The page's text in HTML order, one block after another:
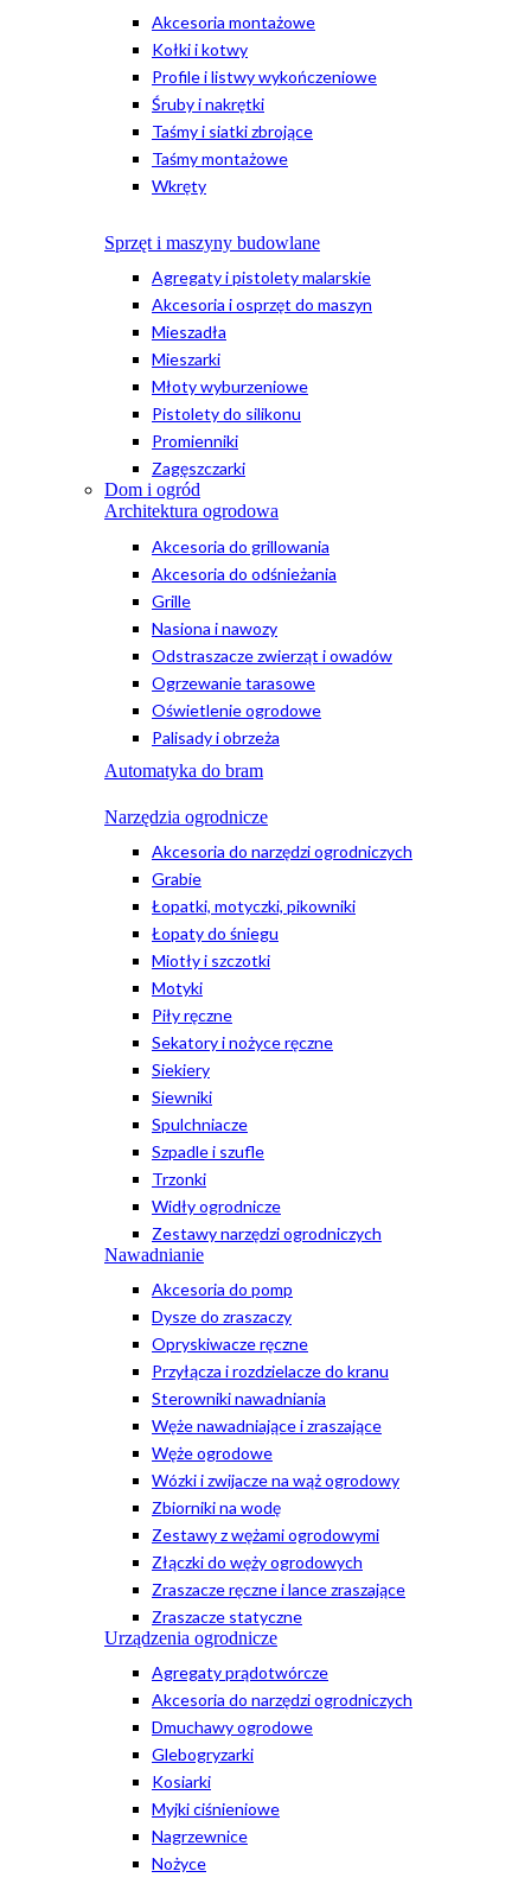
Akcesoria montażowe
Kołki i kotwy
Profile i listwy wykończeniowe
Śruby i nakrętki
Taśmy i siatki zbrojące
Taśmy montażowe
Wkręty
Sprzęt i maszyny budowlane
Agregaty i pistolety malarskie
Akcesoria i osprzęt do maszyn
Mieszadła
Mieszarki
Młoty wyburzeniowe
Pistolety do silikonu
Promienniki
Zagęszczarki
Dom i ogród
Architektura ogrodowa
Akcesoria do grillowania
Akcesoria do odśnieżania
Grille
Nasiona i nawozy
Odstraszacze zwierząt i owadów
Ogrzewanie tarasowe
Oświetlenie ogrodowe
Palisady i obrzeża
Automatyka do bram
Narzędzia ogrodnicze
Akcesoria do narzędzi ogrodniczych
Grabie
Łopatki, motyczki, pikowniki
Łopaty do śniegu
Miotły i szczotki
Motyki
Piły ręczne
Sekatory i nożyce ręczne
Siekiery
Siewniki
Spulchniacze
Szpadle i szufle
Trzonki
Widły ogrodnicze
Zestawy narzędzi ogrodniczych
Nawadnianie
Akcesoria do pomp
Dysze do zraszaczy
Opryskiwacze ręczne
Przyłącza i rozdzielacze do kranu
Sterowniki nawadniania
Węże nawadniające i zraszające
Węże ogrodowe
Wózki i zwijacze na wąż ogrodowy
Zbiorniki na wodę
Zestawy z wężami ogrodowymi
Złączki do węży ogrodowych
Zraszacze ręczne i lance zraszające
Zraszacze statyczne
Urządzenia ogrodnicze
Agregaty prądotwórcze
Akcesoria do narzędzi ogrodniczych
Dmuchawy ogrodowe
Glebogryzarki
Kosiarki
Myjki ciśnieniowe
Nagrzewnice
Nożyce